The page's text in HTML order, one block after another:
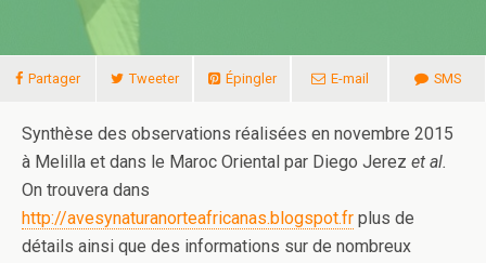
Partager Tweeter Épingler E-mail SMS
Synthèse des observations réalisées en novembre 2015
à Melilla et dans le Maroc Oriental par Diego Jerez et al.
On trouvera dans
http://avesynaturanorteafricanas.blogspot.fr plus de
détails ainsi que des informations sur de nombreux